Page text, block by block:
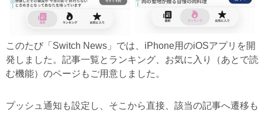
このたび「Switch News」では、iPhone用のiOSアプリを開
発しました。記事一覧とランキング、お気に入り（あとで読
む機能）のページもご用意しました。
プッシュ通知も設定し、そこから直接、該当の記事へ遷移も